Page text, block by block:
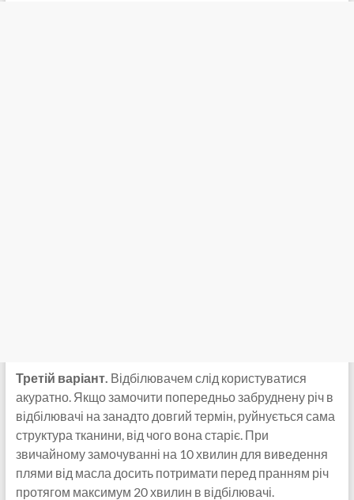
Третій варіант. Відбілювачем слід користуватися
акуратно. Якщо замочити попередньо забруднену річ в
відбілювачі на занадто довгий термін, руйнується сама
структура тканини, від чого вона старіє. При
звичайному замочуванні на 10 хвилин для виведення
плями від масла досить потримати перед пранням річ ​​
протягом максимум 20 хвилин в відбілювачі.